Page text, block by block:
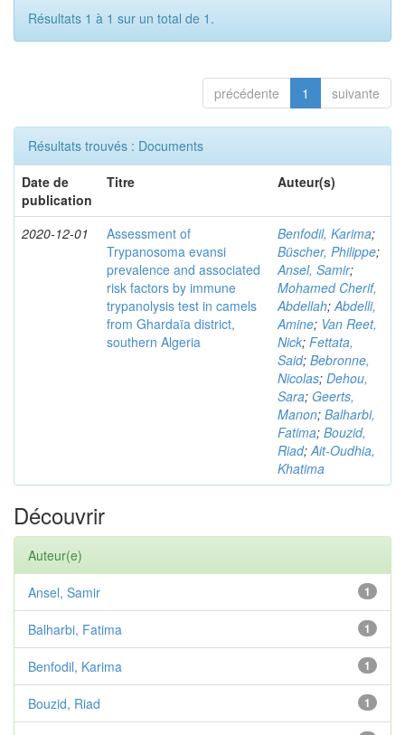
Résultats 1 à 1 sur un total de 1.
précédente 1 suivante
Résultats trouvés : Documents
Date de
publication
Titre Auteur(s)
2020-12-01
Assessment of
Trypanosoma evansi
prevalence and associated
risk factors by immune
trypanolysis test in camels
from Ghardaïa district,
southern Algeria
Benfodil, Karima;
Büscher, Philippe;
Ansel, Samir;
Mohamed Cherif,
Abdellah;Abdelli,
Amine; Van Reet,
Nick; Fettata,
Said; Bebronne,
Nicolas; Dehou,
Sara; Geerts,
Manon; Balharbi,
Fatima; Bouzid,
Riad;Ait-Oudhia,
Khatima
Découvrir
Auteur(e)
1
Ansel, Samir
1
Balharbi, Fatima
1
Benfodil, Karima
1
Bouzid, Riad